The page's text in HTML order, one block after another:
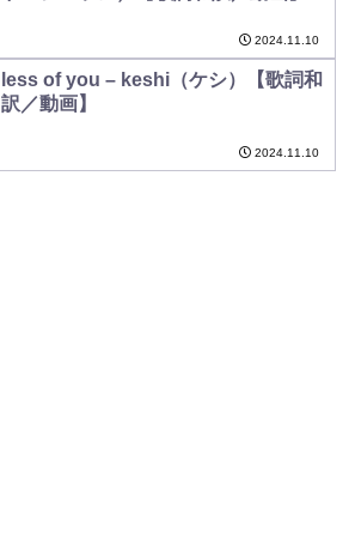
2024.11.10
less of you – keshi（ケシ）【歌詞和
訳／動画】
2024.11.10